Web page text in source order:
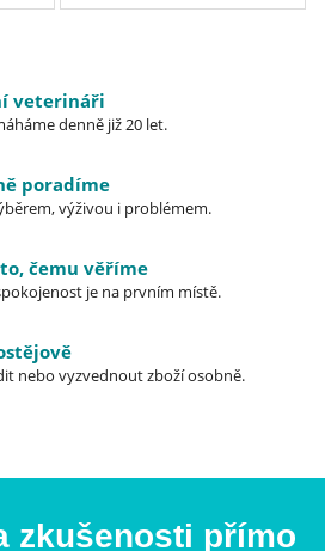
veterináři
denně již 20 let.
poradíme
výživou i problémem.
čemu věříme
je na prvním místě.
nebo vyzvednout zboží osobně.
zkušenosti přímo